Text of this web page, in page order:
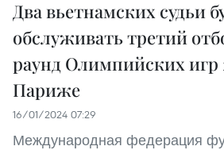
Два вьетнамских судьи
обслуживать третий
раунд Олимпийских игр
Париже
16/01/2024 07:29
Международная федерация